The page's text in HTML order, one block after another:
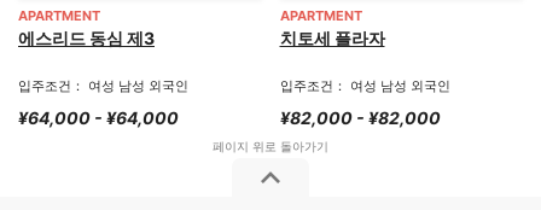
APARTMENT
에스리드 동심 제3
입주조건： 여성 남성 외국인
¥64,000 - ¥64,000
APARTMENT
치토세 플라자
입주조건： 여성 남성 외국인
¥82,000 - ¥82,000